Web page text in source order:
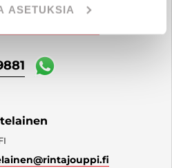
ASETUKSIA
| EN
@rintajouppi.fi